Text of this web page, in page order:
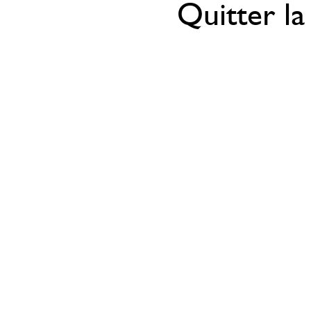
Quitter la